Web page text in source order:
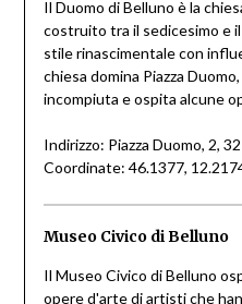
Il Duomo di Belluno è la
costruito tra il sedicesimo e
stile rinascimentale con
chiesa domina Piazza
incompiuta e ospita alcune
Indirizzo: Piazza Duomo, 2,
Coordinate: 46.1377,
Museo Civico di Belluno
Il Museo Civico di Belluno
opere d'arte di artisti che